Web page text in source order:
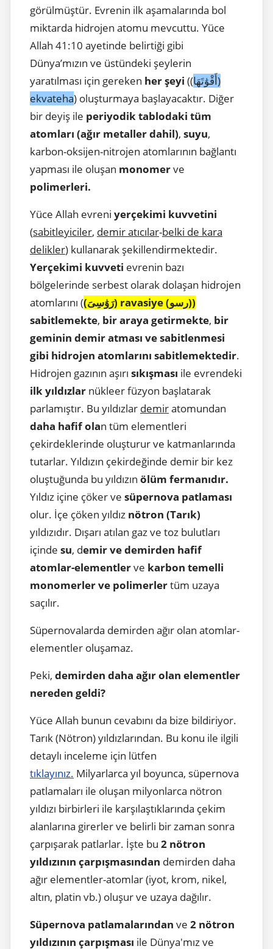
görülmüştür. Evrenin ilk aşamalarında bol
miktarda hidrojen atomu mevcuttu. Yüce
Allah 41:10 ayetinde belirtiği gibi
Dünya’mızın ve üstündeki şeylerin
yaratılması için gereken her şeyi ((أَقْوَٰتَهَا)
ekvateha) oluşturmaya başlayacaktır. Diğer
bir deyiş ile periyodik tablodaki tüm
atomları (ağır metaller dahil), suyu,
karbon-oksijen-nitrojen atomlarının bağlantı
yapması ile oluşan monomerve
polimerleri.
Yüce Allah evreni yerçekimi kuvvetini
(sabitleyiciler, demir atıcılar-belki de kara
delikler) kullanarak şekillendirmektedir.
Yerçekimi kuvveti evrenin bazı
bölgelerinde serbest olarak dolaşan hidrojen
atomlarını (
(رَوَٰسِىَ) ravasiye (رسو))
sabitlemekte, bir araya getirmekte, bir
geminin demir atması ve sabitlenmesi
gibi hidrojen atomlarını sabitlemektedir.
Hidrojen gazının aşırı sıkışması ile evrendeki
ilk yıldızlar nükleer füzyon başlatarak
parlamıştır. Bu yıldızlar demiratomundan
daha hafif olan tüm elementleri
çekirdeklerinde oluşturur ve katmanlarında
tutarlar. Yıldızın çekirdeğinde demir bir kez
oluştuğunda bu yıldızın ölüm fermanıdır.
Yıldız içine çöker ve süpernova patlaması
olur. İçe çöken yıldız nötron (Tarık)
yıldızıdır. Dışarı atılan gaz ve toz bulutları
içinde su, demir ve demirden hafif
atomlar-elementlerve karbon temelli
monomerler ve polimerlertüm uzaya
saçılır.
Süpernovalarda demirden ağır olan atomlar-
elementler oluşamaz.
Peki, demirden daha ağır olan elementler
nereden geldi?
Yüce Allah bunun cevabını da bize bildiriyor.
Tarık (Nötron) yıldızlarından. Bu konu ile ilgili
detaylı inceleme için lütfen
tıklayınız. Milyarlarca yıl boyunca, süpernova
patlamaları ile oluşan milyonlarca nötron
yıldızı birbirleri ile karşılaştıklarında çekim
alanlarına girerler ve belirli bir zaman sonra
çarpışarak patlarlar. İşte bu 2 nötron
yıldızının çarpışmasından demirden daha
ağır elementler-atomlar (iyot, krom, nikel,
altın, platin vb.) oluşur ve uzaya dağılır.
Süpernova patlamalarından ve 2 nötron
yıldızının çarpışması ile Dünya'mız ve